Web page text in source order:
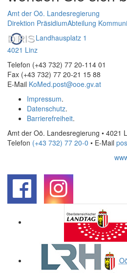
Amt der Oö. Landesregierung
Direktion PräsidiumAbteilung
Landhausplatz 1
4021 Linz
Telefon (+43 732) 77 20-114 01
Fax (+43 732) 77 20-21 15 88
E-Mail KoMed.post@ooe.gv.at
Impressum.
Datenschutz.
Barrierefreiheit.
Amt der Oö. Landesregierung • 4021
Telefon (+43 732) 77 20-0 • E-Mail